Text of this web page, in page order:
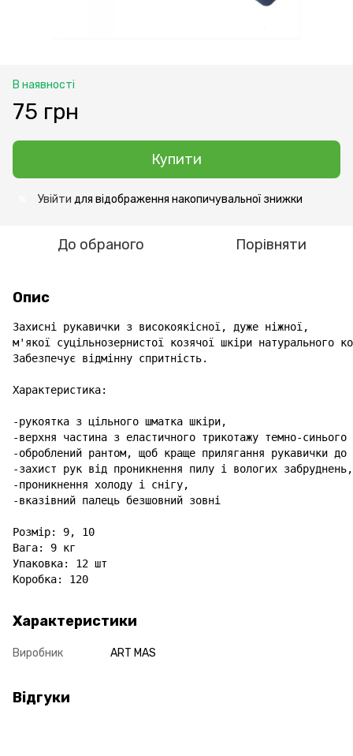
В наявності
75 грн
Купити
Увійти для відображення накопичувальної знижки
До обраного Порівняти
Опис
Захисні рукавички з високоякісної, дуже ніжної,
м'якої суцільнозернистої козячої шкіри натурального
Забезпечує відмінну спритність.
Характеристика:
-рукоятка з цільного шматка шкіри,
-верхня частина з еластичного трикотажу темно-синього
-оброблений рантом, щоб краще прилягання рукавички до
-захист рук від проникнення пилу і вологих забруднень,
-проникнення холоду і снігу,
-вказівний палець безшовний зовні
Розмір: 9, 10
Вага: 9 кг
Упаковка: 12 шт
Коробка: 120
Характеристики
Виробник ART MAS
Відгуки